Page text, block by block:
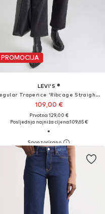
PROMOCIJA
LEVI'S ®
regular Traperice 'Ribcage Straight Ankle'
109,00 €
Prvotno: 129,00 €
Posljednja najniža cijena:109,65 €